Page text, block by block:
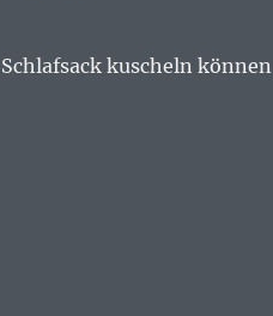
kuscheln können